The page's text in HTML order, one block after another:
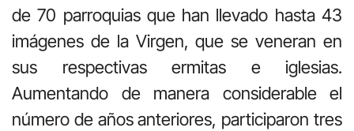
de 70 parroquias que han llevado hasta 43
imágenes de la Virgen, que se veneran en
sus respectivas ermitas e iglesias.
Aumentando de manera considerable el
número de años anteriores, participaron tres